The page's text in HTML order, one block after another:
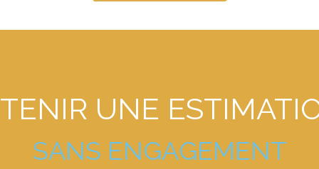
UNE
SANS ENGAGEMENT